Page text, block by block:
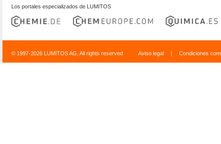
Los portales especializados de LUMITOS
© 1997-2026 LUMITOS AG, All rights reserved Aviso legal | Condiciones